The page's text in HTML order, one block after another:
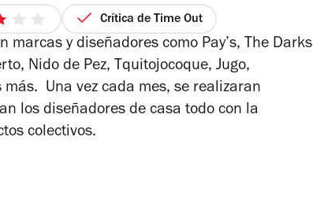
Crítica de Time Out
y diseñadores como Pay’s, The Darks
Nido de Pez, Tquitojocoque, Jugo,
más. Una vez cada mes, se realizaran
los diseñadores de casa todo con la
colectivos.